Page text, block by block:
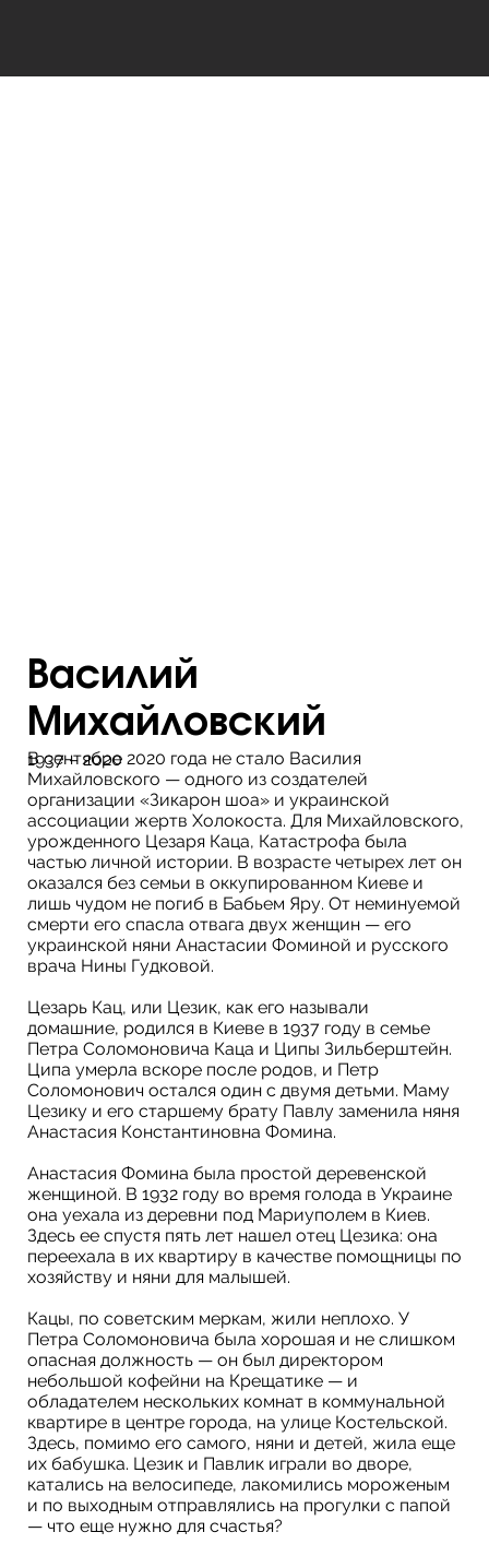
Василий
Михайловский
1937 – 2020
В сентябре 2020 года не стало Василия
Михайловского — одного из создателей
организации «Зикарон шоа» и украинской
ассоциации жертв Холокоста. Для Михайловского,
урожденного Цезаря Каца, Катастрофа была
частью личной истории. В возрасте четырех лет он
оказался без семьи в оккупированном Киеве и
лишь чудом не погиб в Бабьем Яру. От неминуемой
смерти его спасла отвага двух женщин — его
украинской няни Анастасии Фоминой и русского
врача Нины Гудковой.
Цезарь Кац, или Цезик, как его называли
домашние, родился в Киеве в 1937 году в семье
Петра Соломоновича Каца и Ципы Зильберштейн.
Ципа умерла вскоре после родов, и Петр
Соломонович остался один с двумя детьми. Маму
Цезику и его старшему брату Павлу заменила няня
Анастасия Константиновна Фомина.
Анастасия Фомина была простой деревенской
женщиной. В 1932 году во время голода в Украине
она уехала из деревни под Мариуполем в Киев.
Здесь ее спустя пять лет нашел отец Цезика: она
переехала в их квартиру в качестве помощницы по
хозяйству и няни для малышей.
Кацы, по советским меркам, жили неплохо. У
Петра Соломоновича была хорошая и не слишком
опасная должность — он был директором
небольшой кофейни на Крещатике — и
обладателем нескольких комнат в коммунальной
квартире в центре города, на улице Костельской.
Здесь, помимо его самого, няни и детей, жила еще
их бабушка. Цезик и Павлик играли во дворе,
катались на велосипеде, лакомились мороженым
и по выходным отправлялись на прогулки с папой
— что еще нужно для счастья?